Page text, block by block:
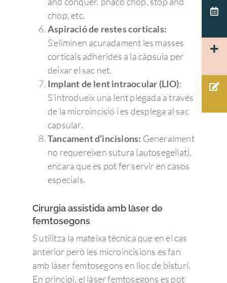
chop, etc.
Aspiració de restes corticals:
S’eliminen acuradament les masses
corticals adherides a la càpsula per
deixar el sac net.
Implant de lent intraocular (LIO):
S’introdueix una lent plegada a través
de la microincisió i es desplega al sac
capsular.
Tancament d’incisions: Generalment
no requereixen sutura (autosegellat),
encara que es pot fer servir en casos
especials.
Cirurgia assistida amb làser de
femtosegons
S’utilitza la mateixa tècnica que en el cas
anterior però les microincisions es fan
amb làser femtosegons en lloc de bisturí.
En principi, el làser femtosegons es pot
Patología corneal
Disfuncion del
LAGRIMALES
GLAUCOMA
Membrana Epi-
Macular
Hemorragia vítrea
Moscas volantes y
Retinosis
Oclusión de la vena
de la retina
Test visuales
Córnea
Retina y mácula
Rejuvenecimiento
Actualidad Admira
Pruebas diagnósticas:
Oftalmología
Tecnología
Mutuas
Nuestras clínicas
Docencia
Congresos
Català
Cuidamos de tus ojos y
cuidamos de ti.
93 203 22 33
Admiravisión
Portal del paciente
Urgencias